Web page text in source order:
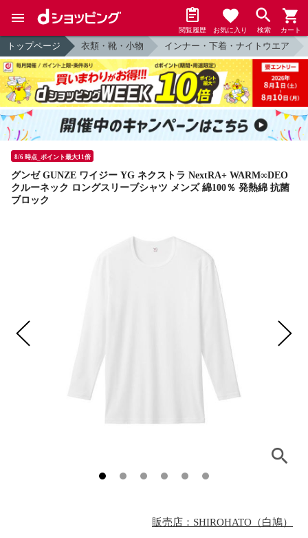
閲覧履歴 お気に入り 検索 カート
トップページ 衣類・靴・小物 インナー・下着・ナイトウエア
8/6 時点_ポイント最大11倍
グンゼ GUNZE ワイジー YG ネクストラ NextRA+ WARM∞DEO
クルーネック ロングスリーブシャツ メンズ 綿100％ 発熱綿 抗菌
ブロック
販売店：SHIROHATO（白鳩）